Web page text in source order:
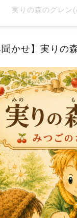
実りの森のグレ
聞かせ】実り